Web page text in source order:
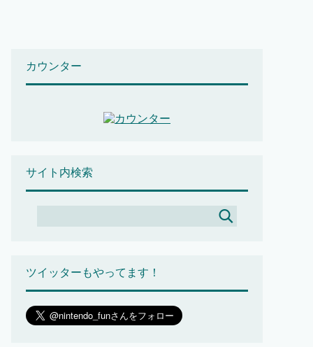
カウンター
サイト内検索
ツイッターもやってます！